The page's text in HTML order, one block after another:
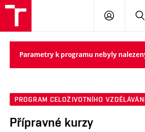
PŘIHLÁSIT
Parametry k programu nebyly
PROGRAM CELOŽIVOTNÍHO
Přípravné kurzy